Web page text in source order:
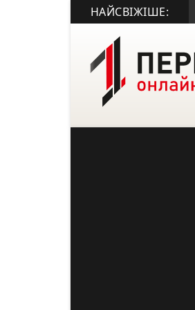
НАЙСВІЖІШЕ: